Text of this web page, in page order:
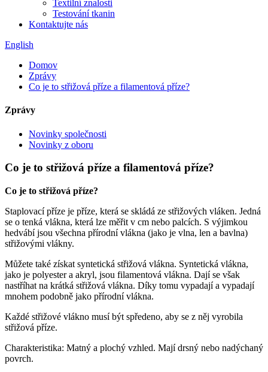
Textilní znalosti
Testování tkanin
Kontaktujte nás
English
Domov
Zprávy
Co je to střižová příze a filamentová příze?
Zprávy
Novinky společnosti
Novinky z oboru
Co je to střižová příze a filamentová příze?
Co je to střižová příze?
Staplovací příze je příze, která se skládá ze střižových vláken. Jedná
se o tenká vlákna, která lze měřit v cm nebo palcích. S výjimkou
hedvábí jsou všechna přírodní vlákna (jako je vlna, len a bavlna)
střižovými vlákny.
Můžete také získat syntetická střižová vlákna. Syntetická vlákna,
jako je polyester a akryl, jsou filamentová vlákna. Dají se však
nastříhat na krátká střižová vlákna. Díky tomu vypadají a vypadají
mnohem podobně jako přírodní vlákna.
Každé střižové vlákno musí být spředeno, aby se z něj vyrobila
střižová příze.
Charakteristika: Matný a plochý vzhled. Mají drsný nebo nadýchaný
povrch.